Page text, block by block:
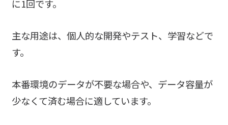
に1回です。
主な用途は、個人的な開発やテスト、学習などで
す。
本番環境のデータが不要な場合や、データ容量が
少なくて済む場合に適しています。